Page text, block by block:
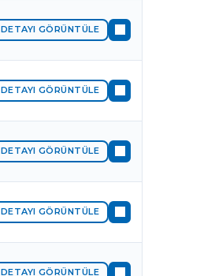
DETAYI GÖRÜNTÜLE
DETAYI GÖRÜNTÜLE
DETAYI GÖRÜNTÜLE
DETAYI GÖRÜNTÜLE
DETAYI GÖRÜNTÜLE